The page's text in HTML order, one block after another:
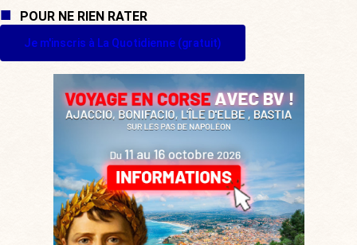
POUR NE RIEN RATER
Je m'inscris à La Quotidienne (gratuit)